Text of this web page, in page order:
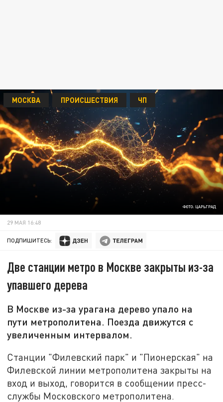
ФОТО: ЦАРЬГРАД
МОСКВА ПРОИСШЕСТВИЯ ЧП
29 МАЯ 16:48
ПОДПИШИТЕСЬ:
Две станции метро в Москве закрыты из-за
упавшего дерева
В Москве из-за урагана дерево упало на
пути метрополитена. Поезда движутся с
увеличенным интервалом.
Станции "Филевский парк" и "Пионерская" на
Филевской линии метрополитена закрыты на
вход и выход, говорится в сообщении пресс-
службы Московского метрополитена.